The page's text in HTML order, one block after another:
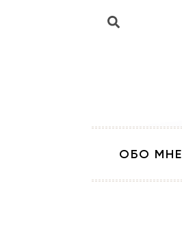
ОБО МНЕ